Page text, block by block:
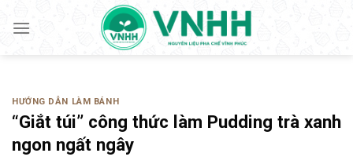
HƯỚNG DẪN LÀM BÁNH
“Giắt túi” công thức làm Pudding trà xanh
ngon ngất ngây